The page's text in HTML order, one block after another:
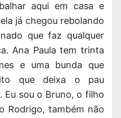
aqui em casa e
já chegou rebolando
que faz qualquer
Ana Paula tem trinta
e uma bunda que
que deixa o pau
Eu sou o Bruno, o filho
Rodrigo, também não